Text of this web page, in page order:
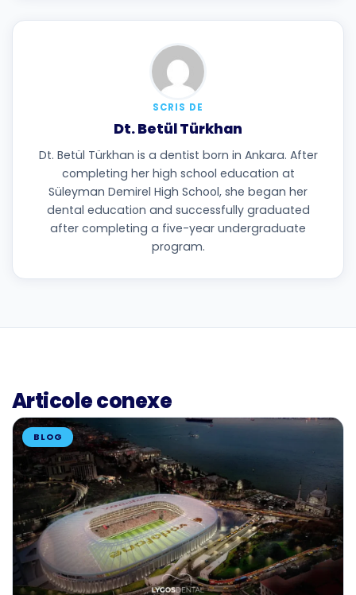
SCRIS DE
Dt. Betül Türkhan
Dt. Betül Türkhan is a dentist born in Ankara. After
completing her high school education at
Süleyman Demirel High School, she began her
dental education and successfully graduated
after completing a five-year undergraduate
program.
Articole conexe
BLOG